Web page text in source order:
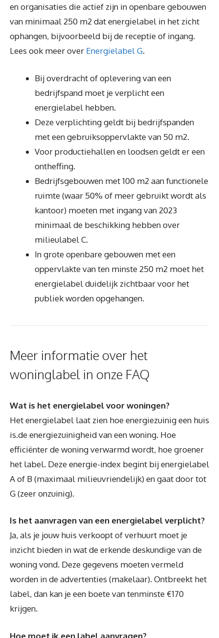
en organisaties die actief zijn in openbare gebouwen
van minimaal 250 m2 dat energielabel in het zicht
ophangen, bijvoorbeeld bij de receptie of ingang.
Lees ook meer over Energielabel G.
Bij overdracht of oplevering van een
bedrijfspand moet je verplicht een
energielabel hebben.
Deze verplichting geldt bij bedrijfspanden
met een gebruiksoppervlakte van 50 m2.
Voor productiehallen en loodsen geldt er een
ontheffing.
Bedrijfsgebouwen met 100 m2 aan functionele
ruimte (waar 50% of meer gebruikt wordt als
kantoor) moeten met ingang van 2023
minimaal de beschikking hebben over
milieulabel C.
In grote openbare gebouwen met een
oppervlakte van ten minste 250 m2 moet het
energielabel duidelijk zichtbaar voor het
publiek worden opgehangen.
Meer informatie over het
woninglabel in onze FAQ
Wat is het energielabel voor woningen?
Het energielabel laat zien hoe energiezuinig een huis
is.de energiezuinigheid van een woning. Hoe
efficiënter de woning verwarmd wordt, hoe groener
het label. Deze energie-index begint bij energielabel
A of B (maximaal milieuvriendelijk) en gaat door tot
G (zeer onzuinig).
Is het aanvragen van een energielabel verplicht?
Ja, als je jouw huis verkoopt of verhuurt moet je
inzicht bieden in wat de erkende deskundige van de
woning vond. Deze gegevens moeten vermeld
worden in de advertenties (makelaar). Ontbreekt het
label, dan kan je een boete van tenminste €170
krijgen.
Hoe moet ik een label aanvragen?